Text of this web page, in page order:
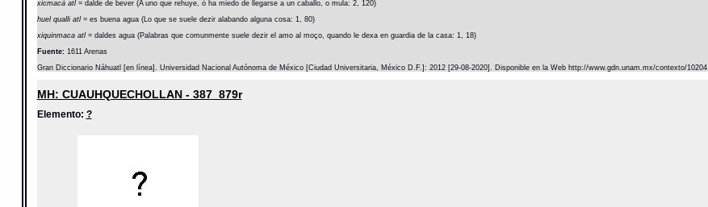
xicmacà atl = dalde de bever (A uno que rehuye, ò ha miedo de llegarse a un caballo, o mula: 2, 120)
huel qualli atl = es buena agua (Lo que se suele dezir alabando alguna cosa: 1, 80)
xiquinmaca atl = daldes agua (Palabras que comunmente suele dezir el amo al moço, quando le dexa en guardia de la casa: 1, 18)
Fuente:1611 Arenas
Gran Diccionario Náhuatl [en línea]. Universidad Nacional Autónoma de México [Ciudad Universitaria, México D.F.]: 2012 [29-08-2020]. Disponible en la Web http://www.gdn.unam.mx/contexto/10204
MH: CUAUHQUECHOLLAN - 387_879r
Elemento: ?